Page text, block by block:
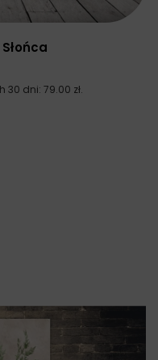
30 dni: 79.00 zł.